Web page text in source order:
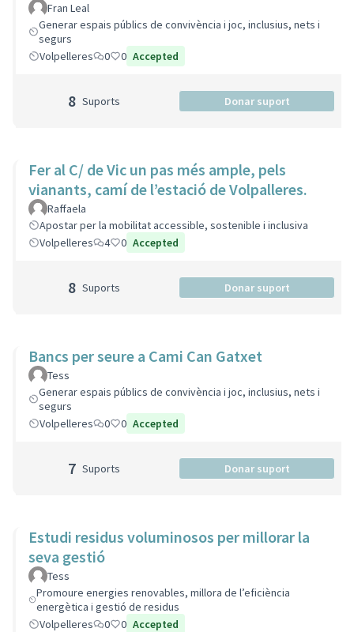
Fran Leal
Generar espais públics de convivència i joc, inclusius, nets i
segurs
Volpelleres
0 0 Accepted
8 Suports Donar suport
Fer al C/ de Vic un pas més ample, pels
vianants, camí de l’estació de Volpalleres.
Raffaela
Apostar per la mobilitat accessible, sostenible i inclusiva
Volpelleres
4 0 Accepted
8 Suports Donar suport
Bancs per seure a Cami Can Gatxet
Tess
Generar espais públics de convivència i joc, inclusius, nets i
segurs
Volpelleres
0 0 Accepted
7 Suports Donar suport
Estudi residus voluminosos per millorar la
seva gestió
Tess
Promoure energies renovables, millora de l’eficiència
energètica i gestió de residus
Volpelleres
0 0 Accepted